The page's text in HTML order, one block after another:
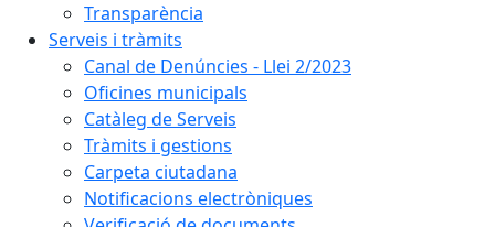
Transparència
Serveis i tràmits
Canal de Denúncies - Llei 2/2023
Oficines municipals
Catàleg de Serveis
Tràmits i gestions
Carpeta ciutadana
Notificacions electròniques